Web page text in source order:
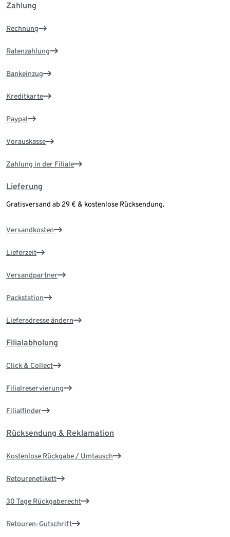
Zahlung
Rechnung
Ratenzahlung
Bankeinzug
Kreditkarte
Paypal
Vorauskasse
Zahlung in der Filiale
Lieferung
Gratisversand ab 29 € & kostenlose Rücksendung.
Versandkosten
Lieferzeit
Versandpartner
Packstation
Lieferadresse ändern
Filialabholung
Click & Collect
Filialreservierung
Filialfinder
Rücksendung & Reklamation
Kostenlose Rückgabe / Umtausch
Retourenetikett
30 Tage Rückgaberecht
Retouren-Gutschrift